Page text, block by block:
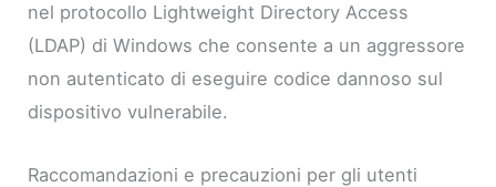
nel protocollo Lightweight Directory Access
(LDAP) di Windows che consente a un aggressore
non autenticato di eseguire codice dannoso sul
dispositivo vulnerabile.
Raccomandazioni e precauzioni per gli utenti